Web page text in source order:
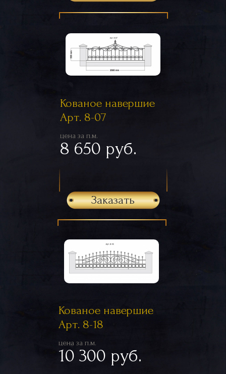
Кованое навершие
Арт. 8-07
цена за п.м.
8 650 руб.
Заказать
Кованое навершие
Арт. 8-18
цена за п.м.
10 300 руб.